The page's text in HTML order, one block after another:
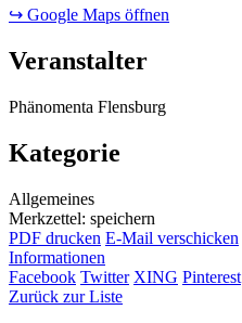
↪ Google Maps öffnen
Veranstalter
Phänomenta Flensburg
Kategorie
Allgemeines
Merkzettel: speichern
PDF drucken E-Mail verschicken
Informationen
Facebook Twitter XING Pinterest
Zurück zur Liste